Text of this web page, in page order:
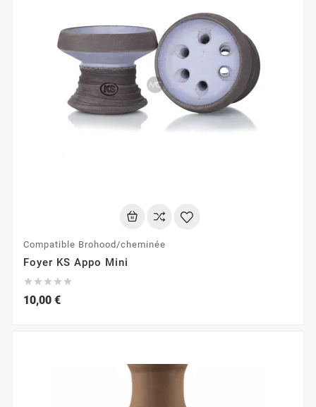
Compatible Brohood/cheminée
Foyer KS Appo Mini
    
10,00 €